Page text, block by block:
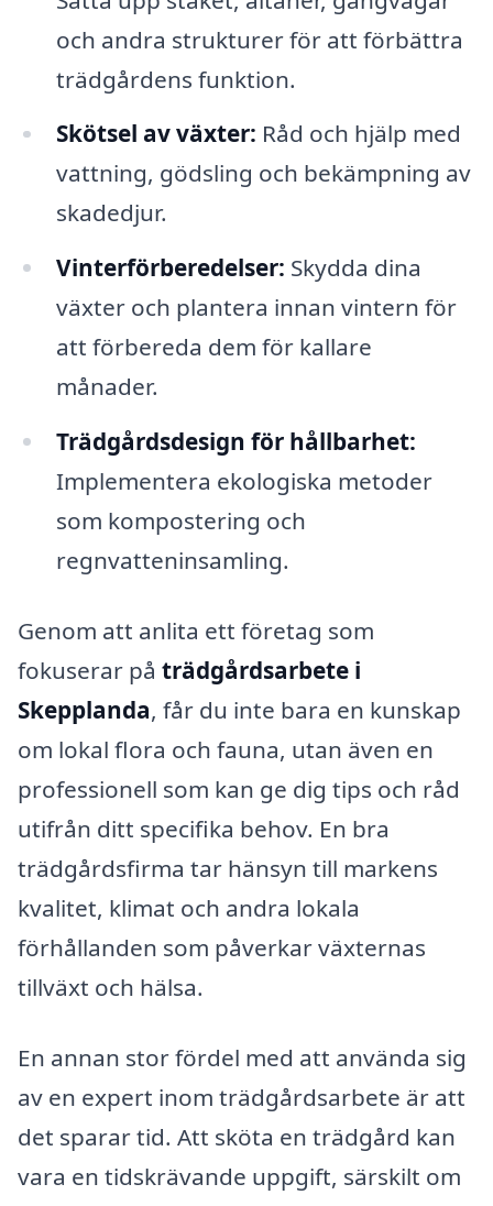
och andra strukturer för att förbättra
trädgårdens funktion.
Skötsel av växter: Råd och hjälp med
vattning, gödsling och bekämpning av
skadedjur.
Vinterförberedelser: Skydda dina
växter och plantera innan vintern för
att förbereda dem för kallare
månader.
Trädgårdsdesign för hållbarhet:
Implementera ekologiska metoder
som kompostering och
regnvatteninsamling.
Genom att anlita ett företag som
fokuserar på trädgårdsarbete i
Skepplanda, får du inte bara en kunskap
om lokal flora och fauna, utan även en
professionell som kan ge dig tips och råd
utifrån ditt specifika behov. En bra
trädgårdsfirma tar hänsyn till markens
kvalitet, klimat och andra lokala
förhållanden som påverkar växternas
tillväxt och hälsa.
En annan stor fördel med att använda sig
av en expert inom trädgårdsarbete är att
det sparar tid. Att sköta en trädgård kan
vara en tidskrävande uppgift, särskilt om